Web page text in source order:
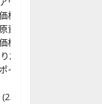
格を
原資産
格よ
り285
ポイン
(2.85